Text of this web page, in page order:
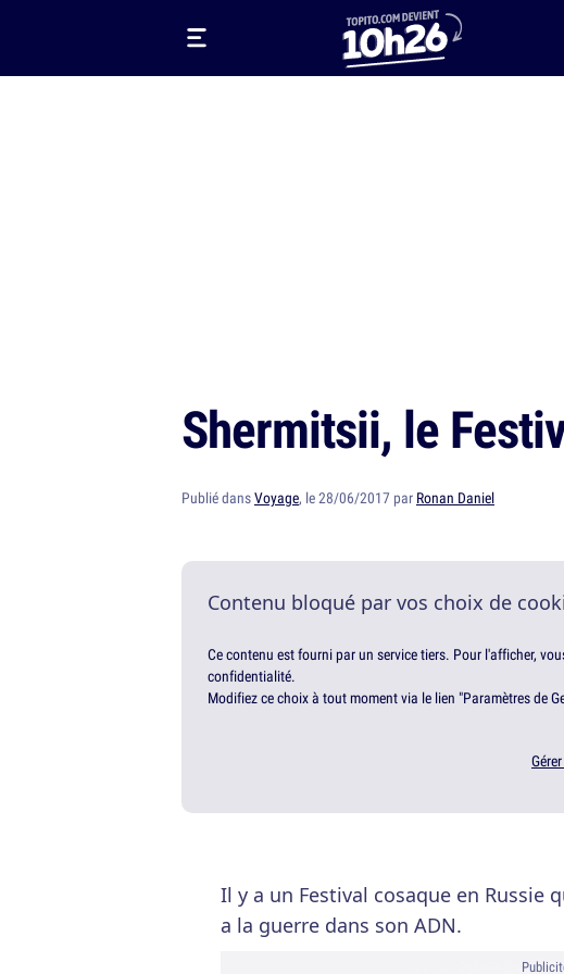
Shermitsii, le
Publié dansVoyage, le 28/06/2017 par Ronan Daniel
Contenu bloqué par vos choix de
Ce contenu est fourni par un service tiers. Pour l'afficher,
confidentialité.
Modifiez ce choix à tout moment via le lien "Paramètres de
Il y a un Festival cosaque en Russie
a la guerre dans son ADN.